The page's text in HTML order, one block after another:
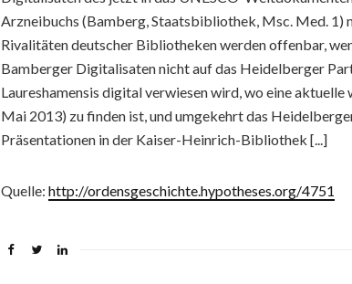
Arzneibuchs (Bamberg, Staatsbibliothek, Msc. Med. 1)
Rivalitäten deutscher Bibliotheken werden offenbar,
Bamberger Digitalisaten nicht auf das Heidelberger
Laureshamensis digital verwiesen wird, wo eine
Mai 2013) zu finden ist, und umgekehrt das
Präsentationen in der Kaiser-Heinrich-Bibliothek [...]
Quelle: http://ordensgeschichte.hypotheses.org/4751